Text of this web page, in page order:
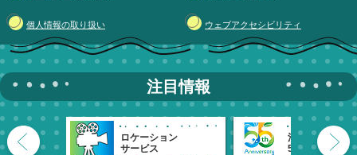
個人情報の取り扱い ウェブアクセシビリティ
注目情報
ロケーション
サービス
清瀬市
55周年記念